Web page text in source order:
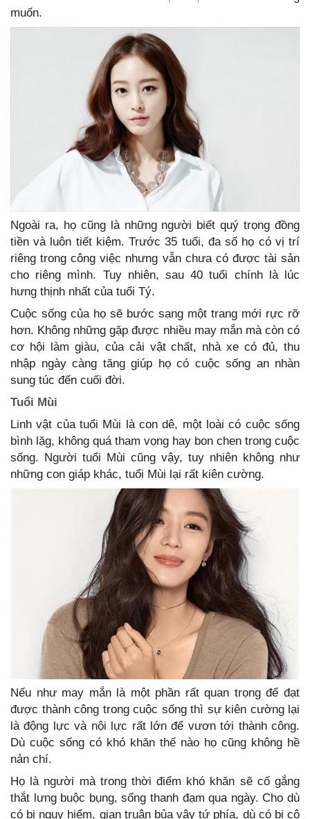
muốn.
Ngoài ra, họ cũng là những người biết quý trọng đồng
tiền và luôn tiết kiệm. Trước 35 tuổi, đa số họ có vị trí
riêng trong công việc nhưng vẫn chưa có được tài sản
cho riêng mình. Tuy nhiên, sau 40 tuổi chính là lúc
hưng thịnh nhất của tuổi Tý.
Cuộc sống của họ sẽ bước sang một trang mới rực rỡ
hơn. Không những gặp được nhiều may mắn mà còn có
cơ hội làm giàu, của cải vật chất, nhà xe có đủ, thu
nhập ngày càng tăng giúp họ có cuộc sống an nhàn
sung túc đến cuối đời.
Tuổi Mùi
Linh vật của tuổi Mùi là con dê, một loài có cuộc sống
bình lặg, không quá tham vọng hay bon chen trong cuộc
sống. Người tuổi Mùi cũng vậy, tuy nhiên không như
những con giáp khác, tuổi Mùi lại rất kiên cường.
Nếu như may mắn là một phần rất quan trọng để đạt
được thành công trong cuộc sống thì sự kiên cường lại
là động lực và nội lực rất lớn để vươn tới thành công.
Dù cuộc sống có khó khăn thế nào họ cũng không hề
nản chí.
Họ là người mà trong thời điểm khó khăn sẽ cố gắng
thắt lưng buộc bụng, sống thanh đạm qua ngày. Cho dù
có bị nguy hiểm, gian truân bủa vây tứ phía, dù có bị cô